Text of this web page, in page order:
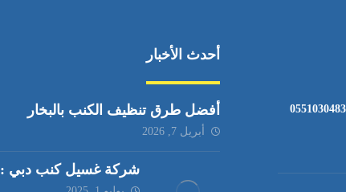
أحدث الأخبار
أفضل طرق تنظيف الكنب بالبخار
أبريل 7, 2026
شركة غسيل كنب دبي : 0551030483